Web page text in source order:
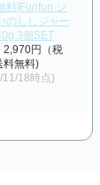
料]Funfun ジ
のししジャー
3個SET
2,970円（税
料無料)
11/18時点)